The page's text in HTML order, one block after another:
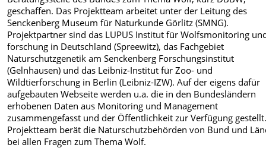
geschaffen. Das Projektteam arbeitet unter der Leitung des
Senckenberg Museum für Naturkunde Görlitz (SMNG).
Projektpartner sind das LUPUS Institut für Wolfsmonitoring
forschung in Deutschland (Spreewitz), das Fachgebiet
Naturschutzgenetik am Senckenberg Forschungsinstitut
(Gelnhausen) und das Leibniz-Institut für Zoo- und
Wildtierforschung in Berlin (Leibniz-IZW). Auf der eigens dafür
aufgebauten Webseite werden u.a. die in den Bundesländern
erhobenen Daten aus Monitoring und Management
zusammengefasst und der Öffentlichkeit zur Verfügung
Projektteam berät die Naturschutzbehörden von Bund und
bei allen Fragen zum Thema Wolf.